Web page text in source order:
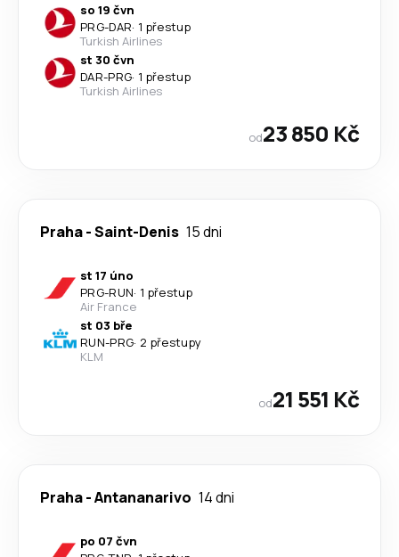
so 19 čvn
PRG-DAR· 1 přestup
Turkish Airlines
st 30 čvn
DAR-PRG· 1 přestup
Turkish Airlines
od23 850 Kč
Praha-Saint-Denis 15 dni
st 17 úno
PRG-RUN· 1 přestup
Air France
st 03 bře
RUN-PRG· 2 přestupy
KLM
od21 551 Kč
Praha-Antananarivo 14 dni
po 07 čvn